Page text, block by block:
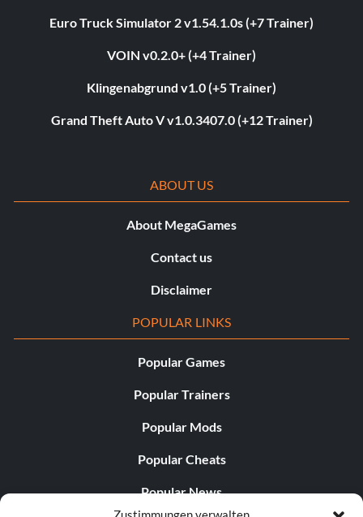
Euro Truck Simulator 2 v1.54.1.0s (+7 Trainer)
VOIN v0.2.0+ (+4 Trainer)
Klingenabgrund v1.0 (+5 Trainer)
Grand Theft Auto V v1.0.3407.0 (+12 Trainer)
ABOUT US
About MegaGames
Contact us
Disclaimer
POPULAR LINKS
Popular Games
Popular Trainers
Popular Mods
Popular Cheats
Popular News